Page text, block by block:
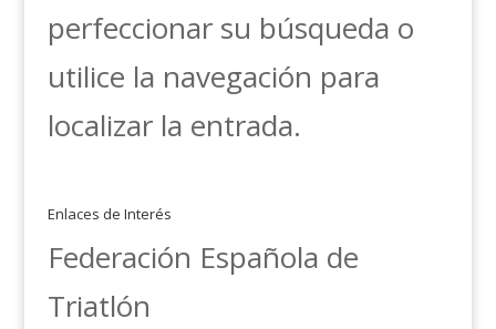
perfeccionar su búsqueda o
utilice la navegación para
localizar la entrada.
Enlaces de Interés
Federación Española de
Triatlón